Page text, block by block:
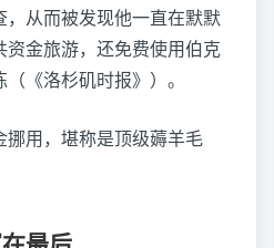
从而被发现他一直在默默
金旅游，还免费使用伯克
《洛杉矶时报》）。
用，堪称是顶级薅羊毛